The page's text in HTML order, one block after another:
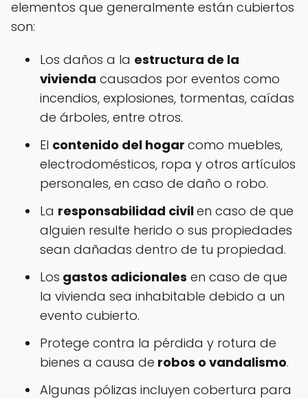
elementos que generalmente están cubiertos
son:
Los daños a la estructura de la
vivienda causados por eventos como
incendios, explosiones, tormentas, caídas
de árboles, entre otros.
El contenido del hogar como muebles,
electrodomésticos, ropa y otros artículos
personales, en caso de daño o robo.
La responsabilidad civilen caso de que
alguien resulte herido o sus propiedades
sean dañadas dentro de tu propiedad.
Los gastos adicionales en caso de que
la vivienda sea inhabitable debido a un
evento cubierto.
Protege contra la pérdida y rotura de
bienes a causa de robos o vandalismo.
Algunas pólizas incluyen cobertura para